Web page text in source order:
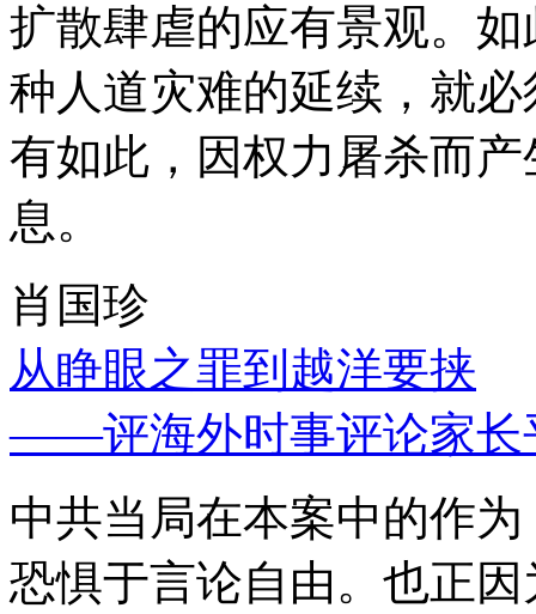
扩散肆虐的应有景观。
种人道灾难的延续，就
有如此，因权力屠杀而
息。
肖国珍
从睁眼之罪到越洋要挟
——评海外时事评论家长
中共当局在本案中的作
恐惧于言论自由。也正